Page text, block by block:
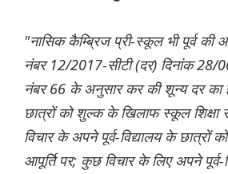
"नासिक कैम्ब्रिज प्री-स्कूल भी पूर्व की
नंबर 12/2017-सीटी (दर) दिनांक
नंबर 66 के अनुसार कर की शून्य दर
छात्रों को शुल्क के खिलाफ स्कूल शिक्षा
विचार के अपने पूर्व-विद्यालय के छात्रों
आपूर्ति पर; कुछ विचार के लिए अपने पूर्व-